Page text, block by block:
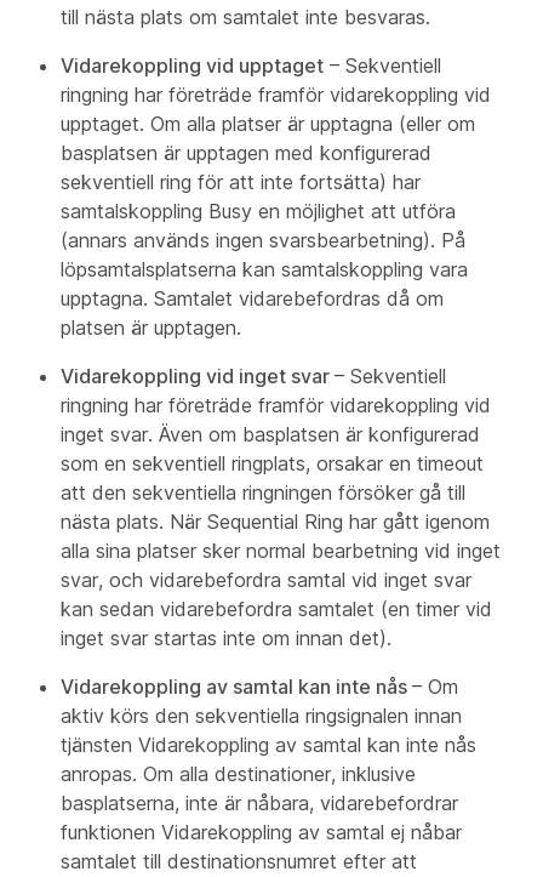
till nästa plats om samtalet inte besvaras.
Vidarekoppling vid upptaget – Sekventiell
ringning har företräde framför vidarekoppling vid
upptaget. Om alla platser är upptagna (eller om
basplatsen är upptagen med konfigurerad
sekventiell ring för att inte fortsätta) har
samtalskoppling Busy en möjlighet att utföra
(annars används ingen svarsbearbetning). På
löpsamtalsplatserna kan samtalskoppling vara
upptagna. Samtalet vidarebefordras då om
platsen är upptagen.
Vidarekoppling vid inget svar – Sekventiell
ringning har företräde framför vidarekoppling vid
inget svar. Även om basplatsen är konfigurerad
som en sekventiell ringplats, orsakar en timeout
att den sekventiella ringningen försöker gå till
nästa plats. När Sequential Ring har gått igenom
alla sina platser sker normal bearbetning vid inget
svar, och vidarebefordra samtal vid inget svar
kan sedan vidarebefordra samtalet (en timer vid
inget svar startas inte om innan det).
Vidarekoppling av samtal kan inte nås – Om
aktiv körs den sekventiella ringsignalen innan
tjänsten Vidarekoppling av samtal kan inte nås
anropas. Om alla destinationer, inklusive
basplatserna, inte är nåbara, vidarebefordrar
funktionen Vidarekoppling av samtal ej nåbar
samtalet till destinationsnumret efter att